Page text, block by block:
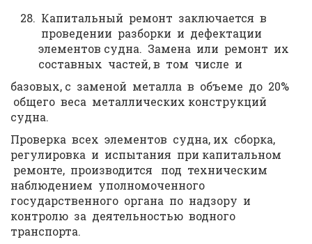
Капитальный ремонт заключается в
проведении разборки и дефектации
элементов судна. Замена или ремонт их
составных частей, в том числе и
базовых, с заменой металла в объеме до 20%
общего веса металлических конструкций
судна.
Проверка всех элементов судна, их сборка,
регулировка и испытания при капитальном
ремонте, производится под техническим
наблюдением уполномоченного
государственного органа по надзору и
контролю за деятельностью водного
транспорта.